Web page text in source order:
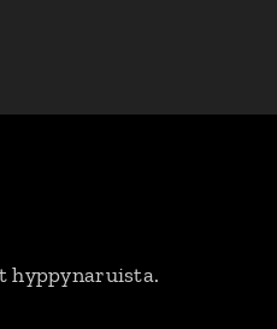
hyppynaruista.